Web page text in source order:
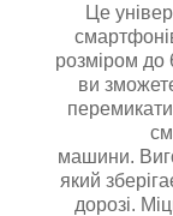
Це
розміром до
ви
машини.
який
дорозі.